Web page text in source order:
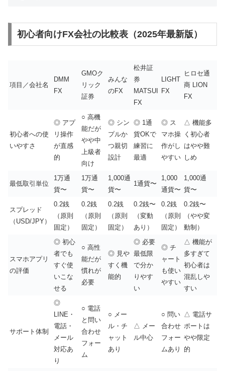
初心者向けFX会社の比較表（2025年最新版）
項目／会社名
DMM
FX
GMOク
リック
証券
みんな
のFX
松井証
券
MATSUI
FX
LIGHT
FX
ヒロセ通
商 LION
FX
初心者への使
いやすさ
◎ アプ
リ操作
が直感
的
○ 高機
能だが
やや中
上級者
向け
◎ シン
プルか
つ親切
設計
◎ 1通
貨OKで
練習に
最適
◎ ス
マホ操
作がし
やすい
△ 機能多
く初心者
はやや難
しめ
最低取引単位
1万通
貨〜
1万通
貨〜
1,000通
貨〜
1通貨〜
1,000
通貨〜
1,000通
貨〜
スプレッド
（USD/JPY）
0.2銭
（原則
固定）
0.2銭
（原則
固定）
0.2銭
（原則
固定）
0.2銭〜
（変動
あり）
0.2銭
（原則
固定）
0.2銭〜
（やや変
動制）
スマホアプリ
の評価
◎ 初心
者でも
すぐ使
いこな
せる
○ 高性
能だが
慣れが
必要
◎ 見や
すく機
能的
◎ 必要
最低限
で分か
りやす
い
◎ チ
ャート
も使い
やすい
△ 機能が
多すぎて
初心者は
混乱しや
すい
サポート体制
◎
LINE・
電話・
メール
対応あ
り
○ 電話
と問い
合わせ
フォー
ム
○ メー
ル・チ
ャット
あり
△ メー
ル中心
○ 問い
合わせ
フォー
ムあり
△ 電話サ
ポートは
やや限定
的